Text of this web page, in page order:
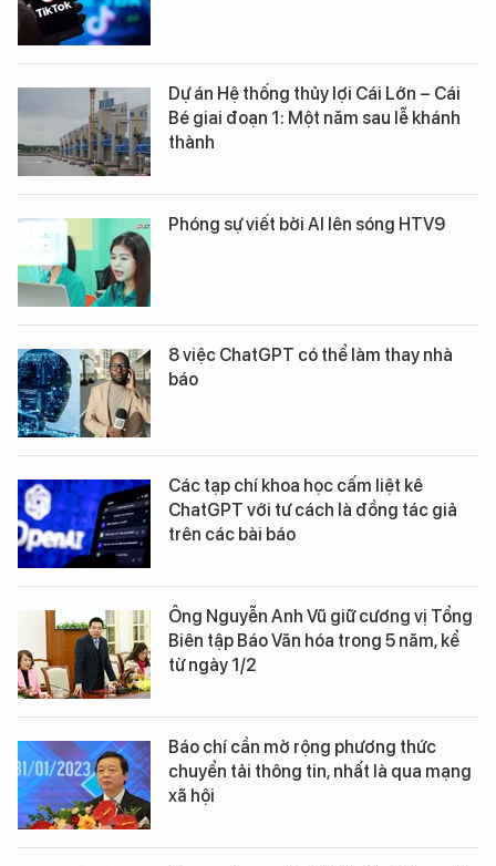
Dự án Hệ thống thủy lợi Cái Lớn – Cái
Bé giai đoạn 1: Một năm sau lễ khánh
thành
Phóng sự viết bởi AI lên sóng HTV9
8 việc ChatGPT có thể làm thay nhà
báo
Các tạp chí khoa học cấm liệt kê
ChatGPT với tư cách là đồng tác giả
trên các bài báo
Ông Nguyễn Anh Vũ giữ cương vị Tổng
Biên tập Báo Văn hóa trong 5 năm, kể
từ ngày 1/2
Báo chí cần mở rộng phương thức
chuyển tải thông tin, nhất là qua mạng
xã hội